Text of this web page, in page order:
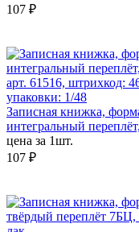
107 ₽
арт. 61516, штрихкод:
упаковки: 1/48
Записная книжка,
интегральный
цена за 1шт.
107 ₽